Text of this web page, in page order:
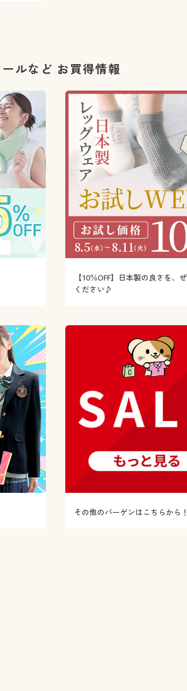
ールなど お買得情報
【10％OFF】日本製の良さを、
ください♪
その他のバーゲンはこちらから